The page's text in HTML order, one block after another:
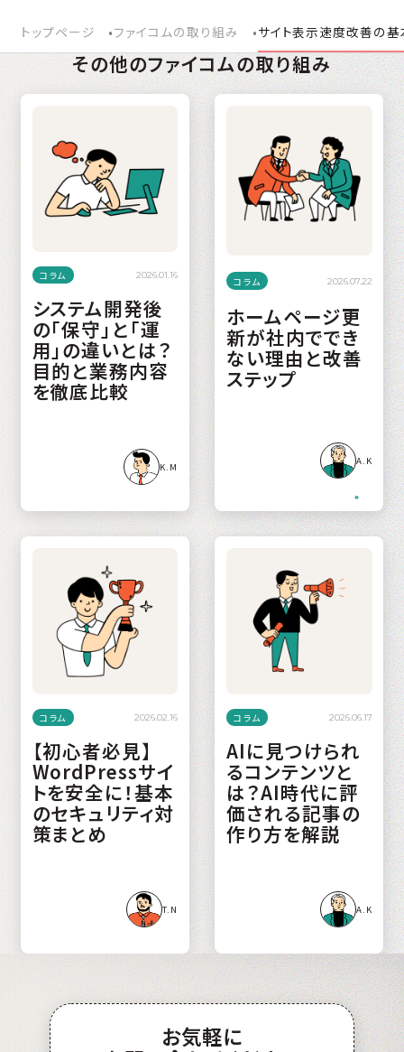
トップページ ファイコムの取り組み サイト表示速度改善の
その他のファイコムの取り組み
コラム 2026.01.16
システム開発後
の「保守」と「運
用」の違いとは？
目的と業務内容
を徹底比較
K.M
コラム 2026.07.22
ホームページ更
新が社内ででき
ない理由と改善
ステップ
A.K
コラム 2026.02.16
【初心者必見】
WordPressサイ
トを安全に！基本
のセキュリティ対
策まとめ
T.N
コラム 2026.06.17
AIに見つけられ
るコンテンツと
は？AI時代に評
価される記事の
作り方を解説
A.K
お気軽に